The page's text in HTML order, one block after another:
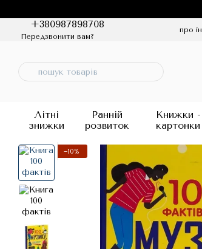
+380987898708
Передзвонити вам?
про
Літні
знижки
Ранній
розвиток
Книжки -
картонки
−10%